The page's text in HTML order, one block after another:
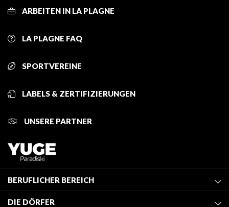
ARBEITEN IN LA PLAGNE
LA PLAGNE FAQ
SPORTVEREINE
LABELS & ZERTIFIZIERUNGEN
UNSERE PARTNER
BERUFLICHER BEREICH
Mitglied des Fremdenverkehrsamtes werden
DIE DÖRFER